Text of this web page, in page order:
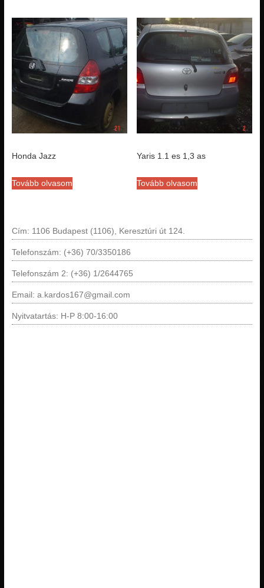
Honda Jazz
Tovább olvasom
Yaris 1.1 es 1,3 as
Tovább olvasom
Cím: 1106 Budapest (1106), Keresztúri út 124.
Telefonszám: (+36) 70/3350186
Telefonszám 2: (+36) 1/2644765
Email: a.kardos167@gmail.com
Nyitvatartás: H-P 8:00-16:00